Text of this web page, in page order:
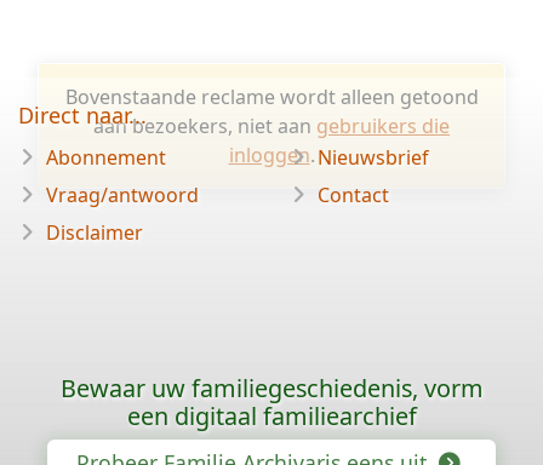
Bovenstaande reclame wordt alleen getoond
aan bezoekers, niet aan gebruikers die
inloggen.
Direct naar...
Abonnement
Vraag/antwoord
Disclaimer
Nieuwsbrief
Contact
Bewaar uw familiegeschiedenis, vorm
een digitaal familiearchief